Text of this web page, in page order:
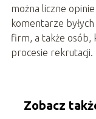
można liczne
komentarze
firm, a także osób,
procesie rekrutacji.
Zobacz